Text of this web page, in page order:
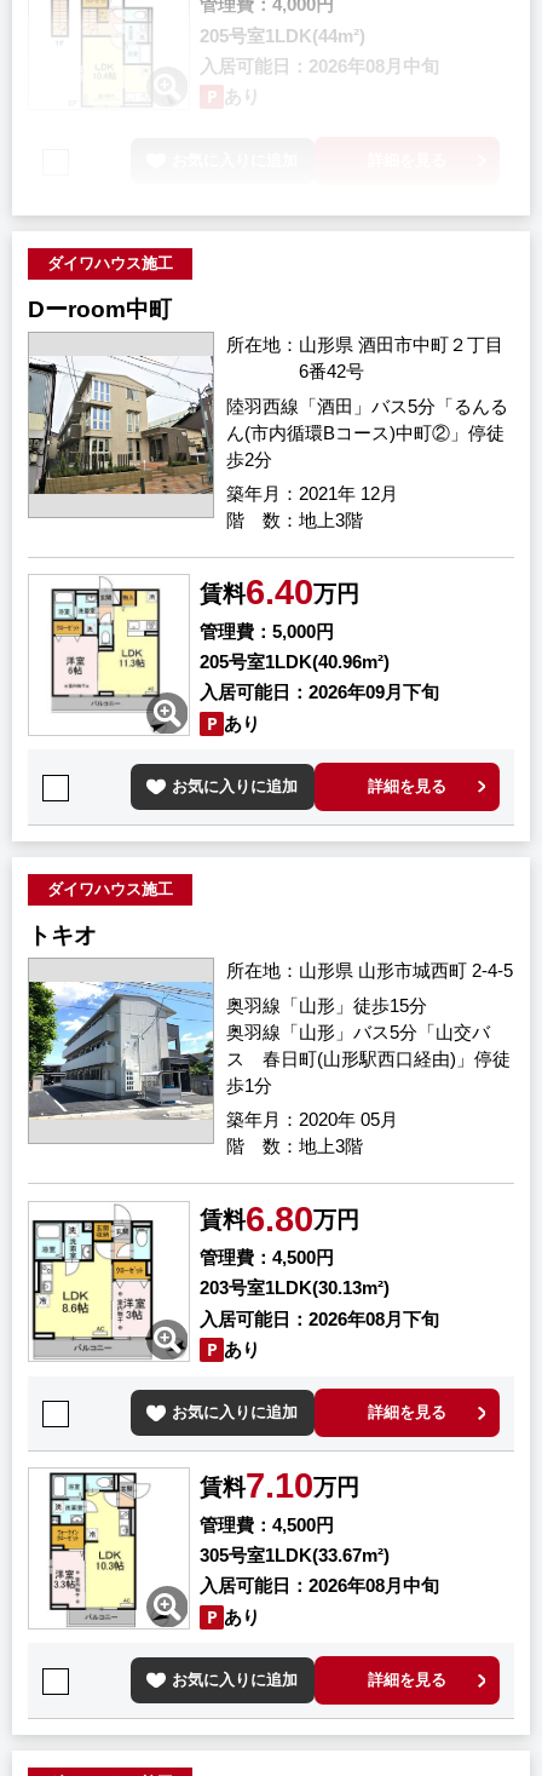
管理費
4,000円
205号室1LDK(44m²)
入居可能日
2026年08月中旬
あり
ダイワハウス施工
Dーroom中町
所在地
山形県 酒田市中町２丁目
6番42号
築年月 2021年 12月
陸羽西線「酒田」バス5分「るんる
ん(市内循環Bコース)中町②」停徒
歩2分
階 数 地上3階
賃料6.40万円
管理費
5,000円
205号室1LDK(40.96m²)
入居可能日
2026年09月下旬
あり
お気に入りに追加 詳細を見る
ダイワハウス施工
トキオ
所在地 山形県 山形市城西町 2-4-5
築年月 2020年 05月
奥羽線「山形」徒歩15分
奥羽線「山形」バス5分「山交バ
ス 春日町(山形駅西口経由)」停徒
歩1分
階 数 地上3階
賃料6.80万円
管理費
4,500円
203号室1LDK(30.13m²)
入居可能日
2026年08月下旬
あり
お気に入りに追加 詳細を見る
賃料7.10万円
管理費
4,500円
305号室1LDK(33.67m²)
入居可能日
2026年08月中旬
あり
お気に入りに追加 詳細を見る